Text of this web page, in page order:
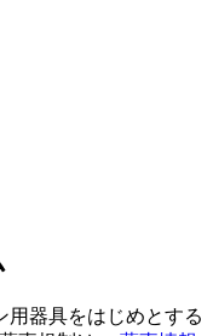
用器具をはじめとする